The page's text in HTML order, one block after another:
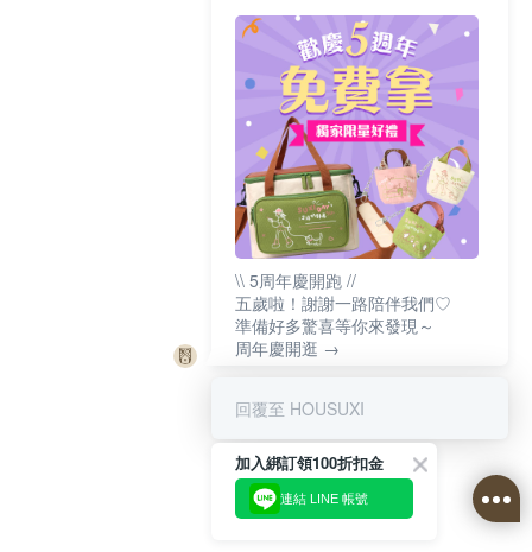
\\ 5周年慶開跑 //
五歲啦！謝謝一路陪伴我們♡
準備好多驚喜等你來發現～
周年慶開逛 →
回覆至 HOUSUXI
加入綁訂領100折扣金
連結 LINE 帳號